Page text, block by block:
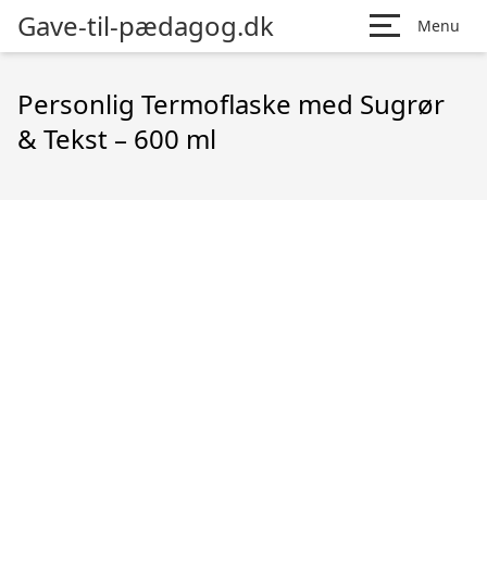
Gave-til-pædagog.dk Menu
Personlig Termoflaske med Sugrør
& Tekst – 600 ml